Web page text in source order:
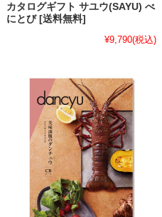
カタログギフト サユウ(SAYU) べ
にとび [送料無料]
¥9,790(税込)